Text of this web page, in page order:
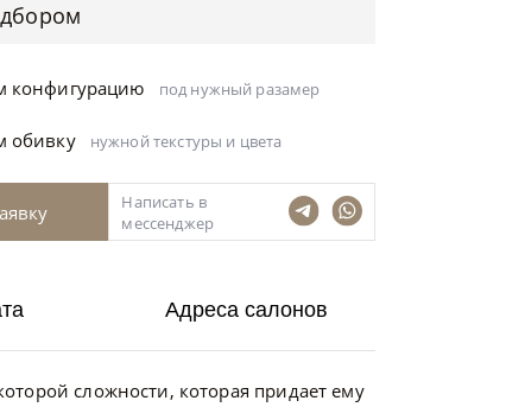
конфигурацию под нужный разамер
обивку нужной текстуры и цвета
Написать в
мессенджер
сложности, которая придает ему
Адреса салонов